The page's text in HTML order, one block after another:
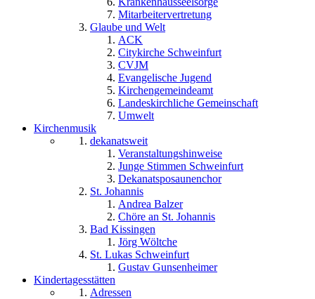
Mitarbeitervertretung
Glaube und Welt
ACK
Citykirche Schweinfurt
CVJM
Evangelische Jugend
Kirchengemeindeamt
Landeskirchliche Gemeinschaft
Umwelt
Kirchenmusik
dekanatsweit
Veranstaltungshinweise
Junge Stimmen Schweinfurt
Dekanatsposaunenchor
St. Johannis
Andrea Balzer
Chöre an St. Johannis
Bad Kissingen
Jörg Wöltche
St. Lukas Schweinfurt
Gustav Gunsenheimer
Kindertagesstätten
Adressen